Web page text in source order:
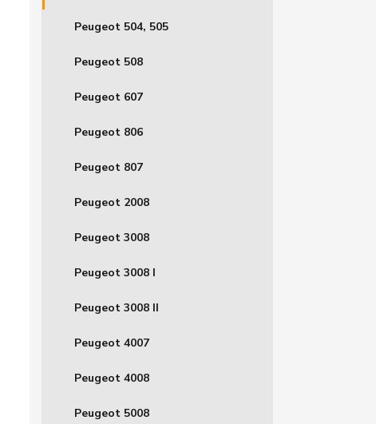
Peugeot 504, 505
Peugeot 508
Peugeot 607
Peugeot 806
Peugeot 807
Peugeot 2008
Peugeot 3008
Peugeot 3008 I
Peugeot 3008 II
Peugeot 4007
Peugeot 4008
Peugeot 5008